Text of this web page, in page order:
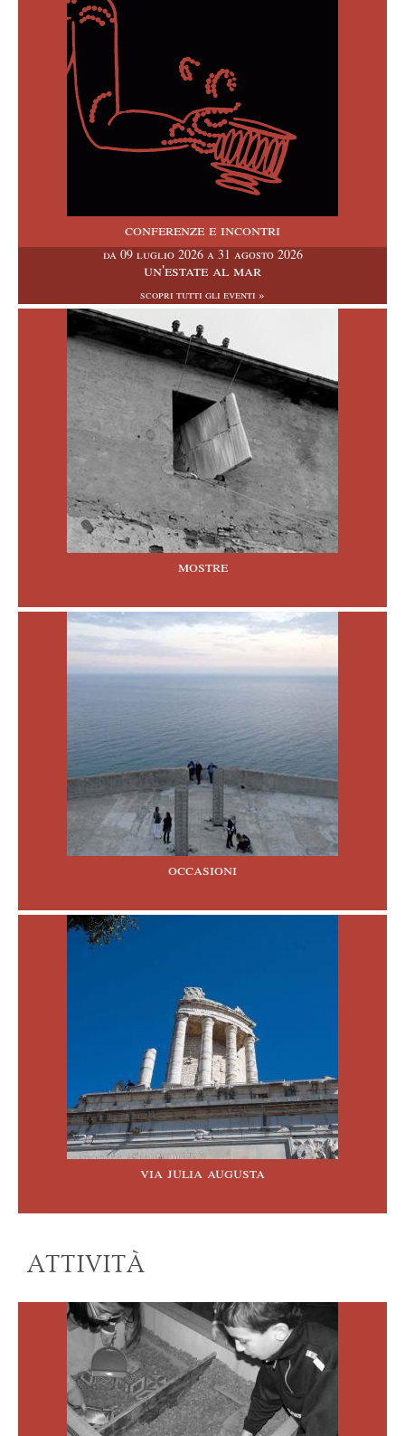
conferenze e incontri
da 09 luglio 2026a 31 agosto 2026
un'estate al mar
scopri tutti gli eventi »
mostre
occasioni
via julia augusta
ATTIVITÀ